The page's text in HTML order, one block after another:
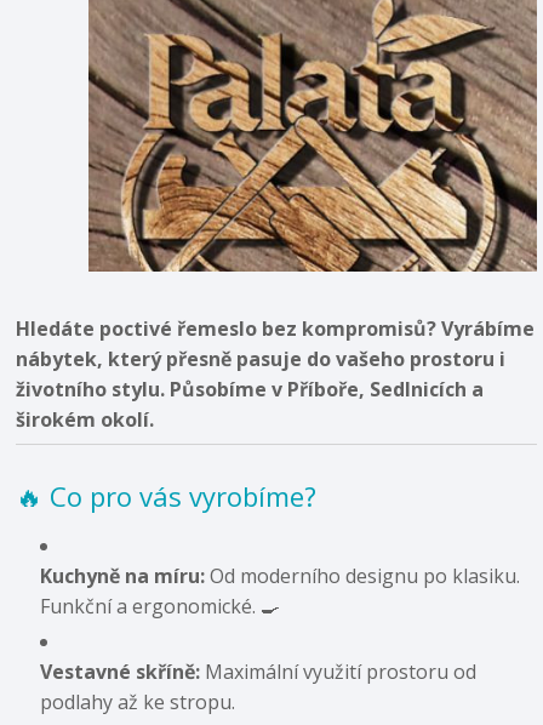
Hledáte poctivé řemeslo bez kompromisů? Vyrábíme
nábytek, který přesně pasuje do vašeho prostoru i
životního stylu. Působíme v Příboře, Sedlnicích a
širokém okolí.
🔥 Co pro vás vyrobíme?
Kuchyně na míru:Od moderního designu po klasiku.
Funkční a ergonomické. 🍳
Vestavné skříně: Maximální využití prostoru od
podlahy až ke stropu.